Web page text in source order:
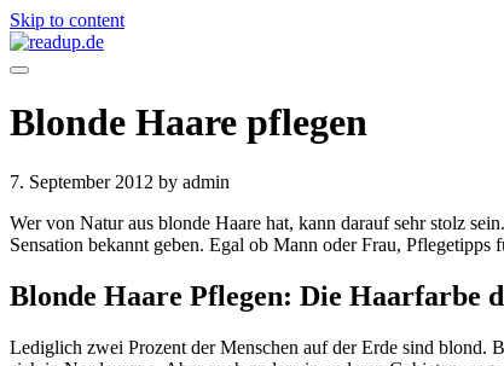
Skip to content
Blonde Haare pflegen
7. September 2012 by admin
Wer von Natur aus blonde Haare hat, kann darauf sehr stolz
Sensation bekannt geben. Egal ob Mann oder Frau,
Blonde Haare Pflegen: Die Haarfarbe
Lediglich zwei Prozent der Menschen auf der Erde sind blond.